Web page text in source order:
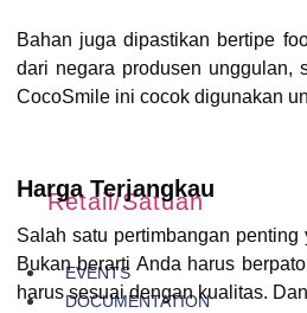
Retail/Satuan
EVENTS
DOCUMENTATION
Bahan juga dipastikan bertipe
dari negara produsen unggulan,
CocoSmile ini cocok digunakan
Harga Terjangkau
Salah satu pertimbangan
Bukan berarti Anda harus
harus sesuai dengan kualitas.